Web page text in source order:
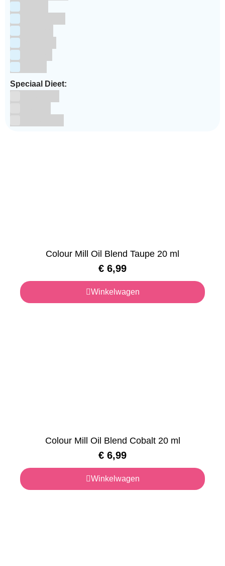
Speciaal Dieet:
Colour Mill Oil Blend Taupe 20 ml
€ 6,99
Winkelwagen
Colour Mill Oil Blend Cobalt 20 ml
€ 6,99
Winkelwagen